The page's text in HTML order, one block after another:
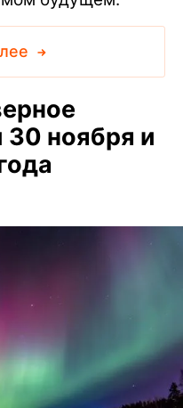
30 ноября и